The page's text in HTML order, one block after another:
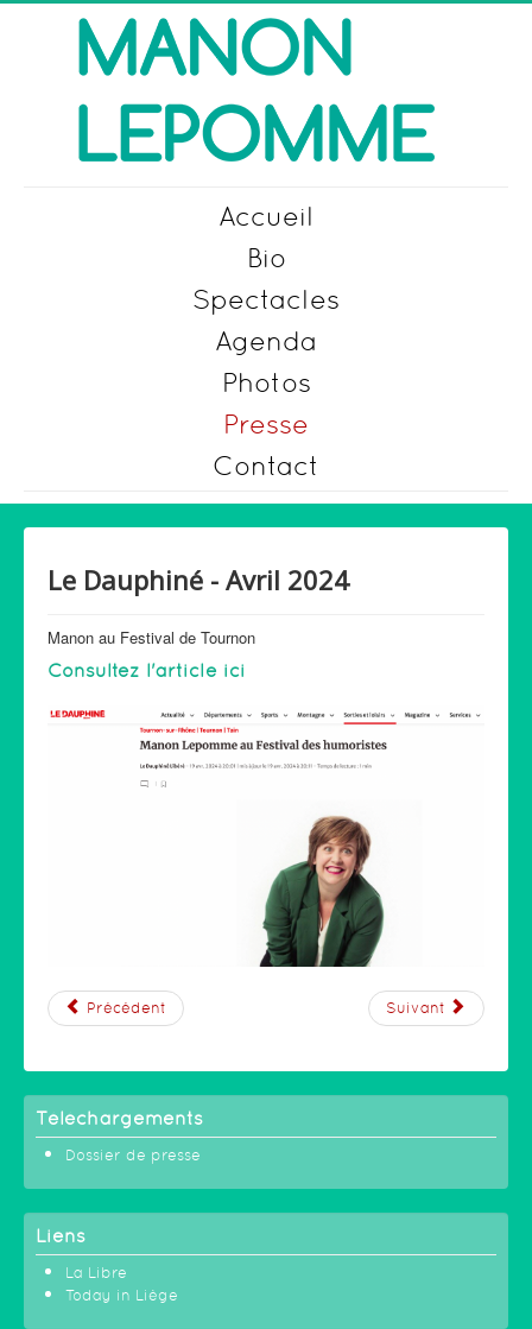
Accueil
Bio
Spectacles
Agenda
Photos
Presse
Contact
Le Dauphiné - Avril 2024
Manon au Festival de Tournon
Consultez l'article ici
Précédent Suivant
Téléchargements
Dossier de presse
Liens
La Libre
Today in Liège